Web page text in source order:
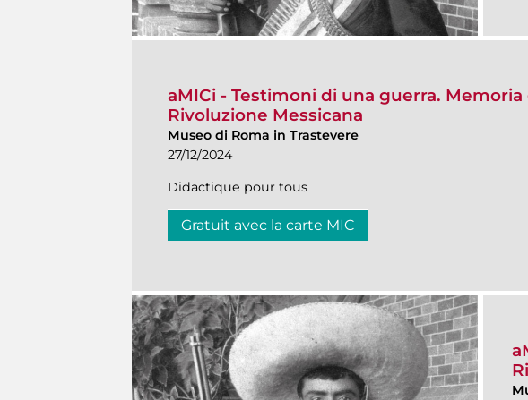
aMICi - Testimoni di una guerra. Memoria
Rivoluzione Messicana
Museo di Roma in Trastevere
27/12/2024
Didactique pour tous
Gratuit avec la carte MIC